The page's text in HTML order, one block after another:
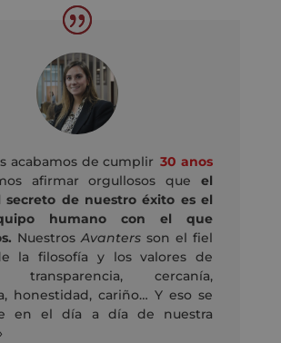
acabamos de cumplir 30 anos
afirmar orgullosos queel
secreto de nuestro éxito es el
humano con el que
NuestrosAvantersson el fiel
la filosofía y los valores de
transparencia, cercanía,
honestidad, cariño… Y eso se
en el día a día de nuestra